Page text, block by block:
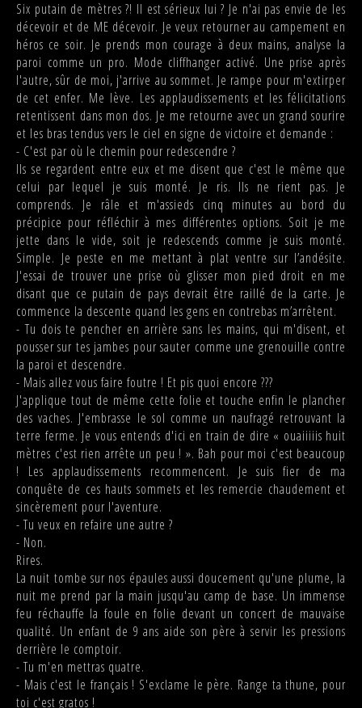
Six putain de mètres ?! Il est sérieux lui ? Je n'ai pas envie de les
décevoir et de ME décevoir. Je veux retourner au campement en
héros ce soir. Je prends mon courage à deux mains, analyse la
paroi comme un pro. Mode cliffhanger activé. Une prise après
l'autre, sûr de moi, j'arrive au sommet. Je rampe pour m'extirper
de cet enfer. Me lève. Les applaudissements et les félicitations
retentissent dans mon dos. Je me retourne avec un grand sourire
et les bras tendus vers le ciel en signe de victoire et demande :
- C'est par où le chemin pour redescendre ?
Ils se regardent entre eux et me disent que c'est le même que
celui par lequel je suis monté. Je ris. Ils ne rient pas. Je
comprends. Je râle et m'assieds cinq minutes au bord du
précipice pour réfléchir à mes différentes options. Soit je me
jette dans le vide, soit je redescends comme je suis monté.
Simple. Je peste en me mettant à plat ventre sur l’andésite.
J'essai de trouver une prise où glisser mon pied droit en me
disant que ce putain de pays devrait être raillé de la carte. Je
commence la descente quand les gens en contrebas m’arrêtent.
- Tu dois te pencher en arrière sans les mains, qui m'disent, et
pousser sur tes jambes pour sauter comme une grenouille contre
la paroi et descendre.
- Mais allez vous faire foutre ! Et pis quoi encore ???
J'applique tout de même cette folie et touche enfin le plancher
des vaches. J'embrasse le sol comme un naufragé retrouvant la
terre ferme. Je vous entends d'ici en train de dire « ouaiiiiis huit
mètres c'est rien arrête un peu ! ». Bah pour moi c'est beaucoup
! Les applaudissements recommencent. Je suis fier de ma
conquête de ces hauts sommets et les remercie chaudement et
sincèrement pour l'aventure.
- Tu veux en refaire une autre ?
- Non.
Rires.
La nuit tombe sur nos épaules aussi doucement qu'une plume, la
nuit me prend par la main jusqu'au camp de base. Un immense
feu réchauffe la foule en folie devant un concert de mauvaise
qualité. Un enfant de 9 ans aide son père à servir les pressions
derrière le comptoir.
- Tu m'en mettras quatre.
- Mais c'est le français ! S'exclame le père. Range ta thune, pour
toi c'est gratos !